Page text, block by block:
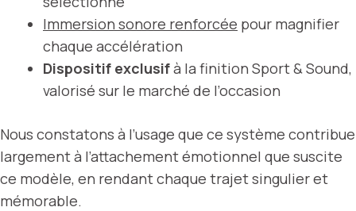
Immersion sonore renforcée pour magnifier
chaque accélération
Dispositif exclusifà la finition Sport & Sound,
valorisé sur le marché de l’occasion
Nous constatons à l’usage que ce système contribue
largement à l’attachement émotionnel que suscite
ce modèle, en rendant chaque trajet singulier et
mémorable.